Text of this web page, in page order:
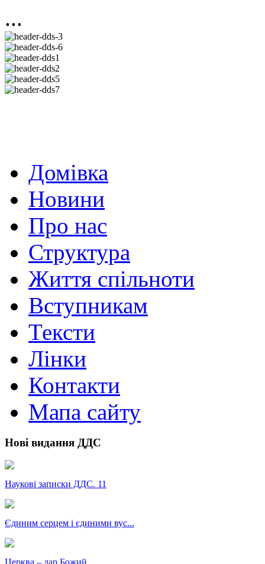
...
Домівка
Новини
Про нас
Структура
Життя спільноти
Вступникам
Тексти
Лінки
Контакти
Мапа сайту
Нові видання ДДС
Наукові записки ДДС. 11
Єдиним серцем і єдиними вус...